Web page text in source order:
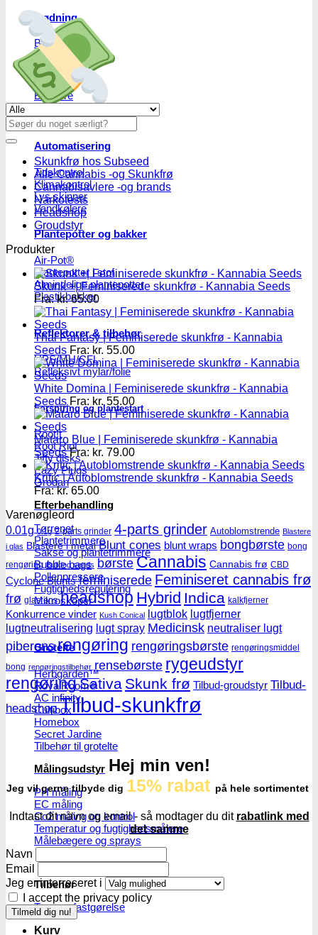
Gødning
Biobizz
Ventilation
Blæsere
Ventilationsrør -og slanger
Blæseregulator
Automatisering
Tidskontrol
Klimakontrol
Lys skinner
Vandkølere
Plantepotter og bakker
Air-Pot®
Plantepotter i stof
Almindelige plantepotter
Plastikbakker
Reflektorer & tilbehør
HPS/MH/CFL
Refleksivt mylar/folie
Forspiring og plantestart
Root!t
Root Riot
Jiffy disks
Eazy Plugs
Grodan
Efterbehandling
Tørrenet
Plantetrimmere
Sakse og plantetrimmere
Bubble bags
Pollenpressere
Fugtighedsregulering
Mikroskoper
Grotelte
Herbgarden™
RoyalRoom®
AC infinity
Cultibox
Homebox
Secret Jardine
Tilbehør til grotelte
Målingsudstyr
PH måling
EC måling
Co2 måling og kontrol
Temperatur og fugtighedsmålere
Målebægere og sprays
Tilbehør
Tape og fastgørelse
Kurv
Se alle tilbud her
Søg
efter:
Skunkfrø hos Subseed
Alle Cannabis -og Skunkfrø
Cannabisavlere -og brands
Narkotests
Headshop
Groudstyr
Produkter
Skunk +| Feminiserede skunkfrø - Kannabia Seeds
Fra:kr.65.00
Thai Fantasy | Feminiserede skunkfrø - Kannabia
Seeds Fra: kr. 55.00
White Domina | Feminiserede skunkfrø - Kannabia
Seeds Fra: kr. 55.00
Mataro Blue | Feminiserede skunkfrø - Kannabia
Seeds Fra: kr. 79.00
Kritic | Autoblomstrende skunkfrø - Kannabia Seeds
Fra:kr.65.00
Varenøgleord
0.01g 0.1g 2-parts grinder 4-parts grinder Autoblomstrende Blastere
i glas Blastere i metal Blunt cones blunt wraps bongbørste bong
rengøring Bulldog seeds børste Cannabis Cannabis frø CBD
Cyclone Blunts feminiserede Feminiseret cannabis frø
frø glasrens headshop Hybrid Indica kalkfjerner
Konkurrence vinder Kush Conical lugtblok lugtfjerner
lugtneutralisering lugt spray Medicinsk neutraliser lugt
piberens rengøring rengøringsbørste rengøringsmiddel
bong rengøringstilbehør rensebørste rygeudstyr
rengøringSativa Skunk frø Tilbud-groudstyr Tilbud-
headshop Tilbud-skunkfrø
Hej min ven!
Jeg vil gerne tilbyde dig 15% rabat på hele sortimentet
Indtast dit navn og email - så modtager du dit rabatlink med
det samme
Navn
Email
Jeg er interreseret i
I accept the privacy policy